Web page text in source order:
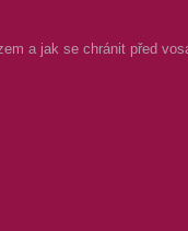
a jak se chránit před